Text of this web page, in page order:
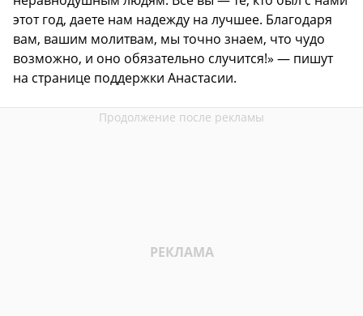
этот год, даете нам надежду на лучшее. Благодаря
вам, вашим молитвам, мы точно знаем, что чудо
возможно, и оно обязательно случится!» — пишут
на странице поддержки Анастасии.